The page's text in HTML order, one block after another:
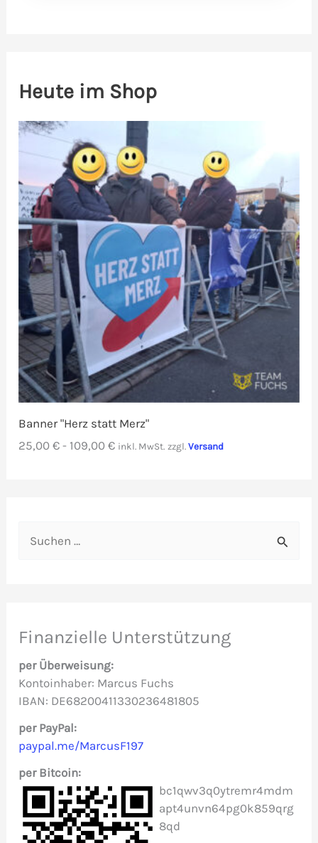
Heute im Shop
Banner "Herz statt Merz"
25,00€ - 109,00€ inkl. MwSt. zzgl.Versand
e
n
a
c
h
:
Finanzielle Unterstützung
per Überweisung:
Kontoinhaber: Marcus Fuchs
IBAN: DE68200411330236481805
per PayPal:
paypal.me/MarcusF197
per Bitcoin:
bc1qwv3q0ytremr4mdm
apt4unvn64pg0k859qrg
8qd